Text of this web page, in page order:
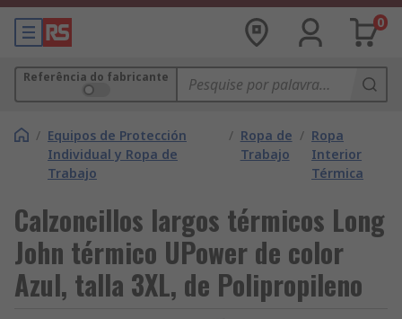
0
Referência do fabricante
/ Equipos de Protección
Individual y Ropa de
Trabajo
/ Ropa de
Trabajo
/ Ropa
Interior
Térmica
Calzoncillos largos térmicos Long
John térmico UPower de color
Azul, talla 3XL, de Polipropileno